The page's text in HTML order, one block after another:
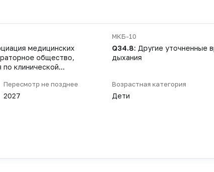
медицинских
общество,
клинической
области
МКБ-10
Q34.8: Другие уточненные
дыхания
Пересмотр не позднее
2027
Возрастная категория
Дети